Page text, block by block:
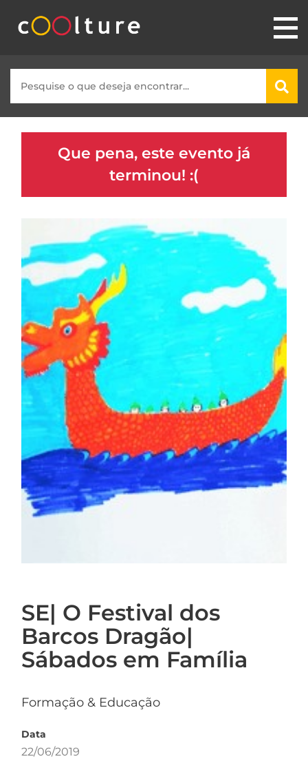
Que pena, este evento já
terminou! :(
SE| O Festival dos
Barcos Dragão|
Sábados em Família
Formação & Educação
Data
22/06/2019